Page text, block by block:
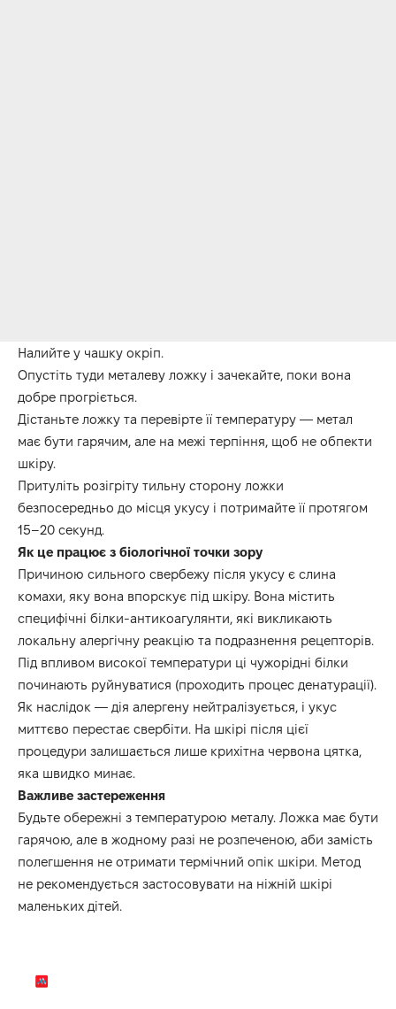
Налийте у чашку окріп.
Опустіть туди металеву ложку і зачекайте, поки вона
добре прогріється.
Дістаньте ложку та перевірте її температуру — метал
має бути гарячим, але на межі терпіння, щоб не обпекти
шкіру.
Притуліть розігріту тильну сторону ложки
безпосередньо до місця укусу і потримайте її протягом
15–20 секунд.
Як це працює з біологічної точки зору
Причиною сильного свербежу після укусу є слина
комахи, яку вона впорскує під шкіру. Вона містить
специфічні білки-антикоагулянти, які викликають
локальну алергічну реакцію та подразнення рецепторів.
Під впливом високої температури ці чужорідні білки
починають руйнуватися (проходить процес денатурації).
Як наслідок — дія алергену нейтралізується, і укус
миттєво перестає свербіти. На шкірі після цієї
процедури залишається лише крихітна червона цятка,
яка швидко минає.
Важливе застереження
Будьте обережні з температурою металу. Ложка має бути
гарячою, але в жодному разі не розпеченою, аби замість
полегшення не отримати термічний опік шкіри. Метод
не рекомендується застосовувати на ніжній шкірі
маленьких дітей.